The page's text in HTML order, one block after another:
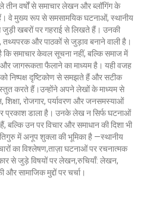
वर्षों से समाचार लेखन और ब्लॉगिंग के
वे मुख्य रूप से समसामयिक घटनाओं, स्थानीय
जुड़ी खबरों पर गहराई से लिखते हैं। उनकी
और पाठकों से जुड़ाव बनाने वाली है।
कि समाचार केवल सूचना नहीं, बल्कि समाज में
जागरूकता फैलाने का माध्यम है। यही वजह
निष्पक्ष दृष्टिकोण से समझते हैं और सटीक
करते हैं।उन्होंने अपने लेखों के माध्यम से
शिक्षा, रोजगार, पर्यावरण और जनसमस्याओं
प्रकाश डाला है। उनके लेख न सिर्फ घटनाओं
बल्कि उन पर विचार और समाधान की दिशा भी
में अनूप शुक्ला की भूमिका है —स्थानीय
का विश्लेषण,ताज़ा घटनाओं पर रचनात्मक
से जुड़े विषयों पर लेखन,रुचियाँ: लेखन,
और सामाजिक मुद्दों पर चर्चा।